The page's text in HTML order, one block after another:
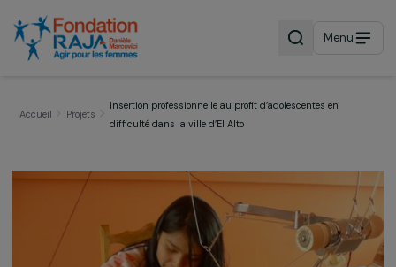
Menu
Insertion professionnelle au profit d’adolescentes en